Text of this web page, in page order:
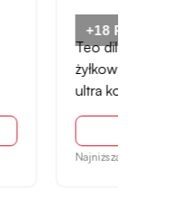
z
cm, różowe,
zł